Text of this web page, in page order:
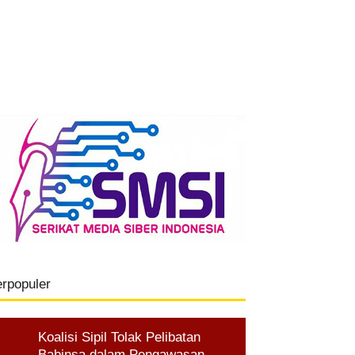
Koalisi Sipil Tolak Pelibatan